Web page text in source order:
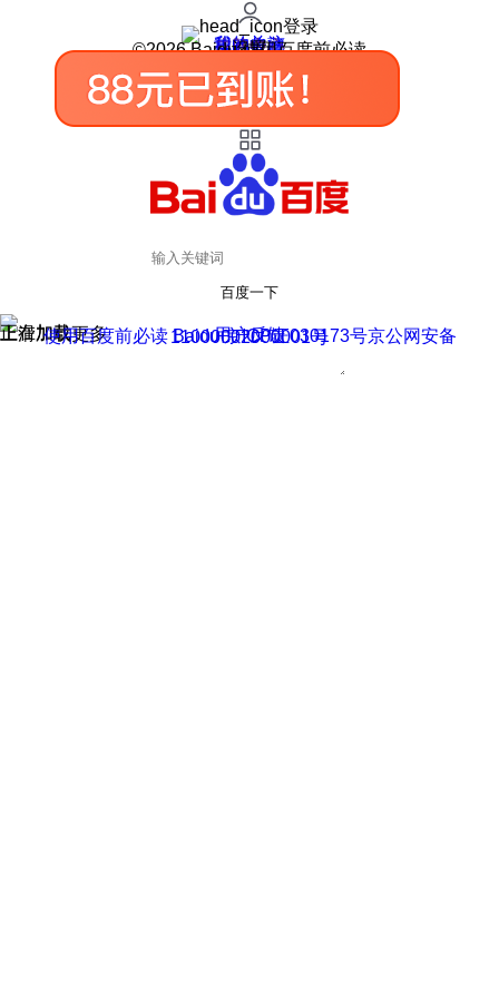
登录
我的关注
我的收藏
皮肤中心
用户反馈
设置
©2026 Baidu 使用百度前必读
百度一下
正在加载
上滑加载更多 用户反馈
使用百度前必读 Baidu 京ICP证030173号
京公网安备11000002000001号